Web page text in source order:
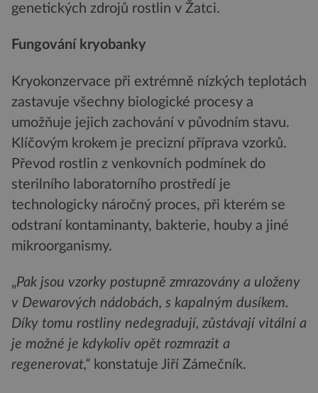
genetických zdrojů rostlin v Žatci.
Fungování kryobanky
Kryokonzervace při extrémně nízkých teplotách
zastavuje všechny biologické procesy a
umožňuje jejich zachování v původním stavu.
Klíčovým krokem je precizní příprava vzorků.
Převod rostlin z venkovních podmínek do
sterilního laboratorního prostředí je
technologicky náročný proces, při kterém se
odstraní kontaminanty, bakterie, houby a jiné
mikroorganismy.
„Pak jsou vzorky postupně zmrazovány a uloženy
v Dewarových nádobách, s kapalným dusíkem.
Díky tomu rostliny nedegradují, zůstávají vitální a
je možné je kdykoliv opět rozmrazit a
regenerovat,“ konstatuje Jiří Zámečník.